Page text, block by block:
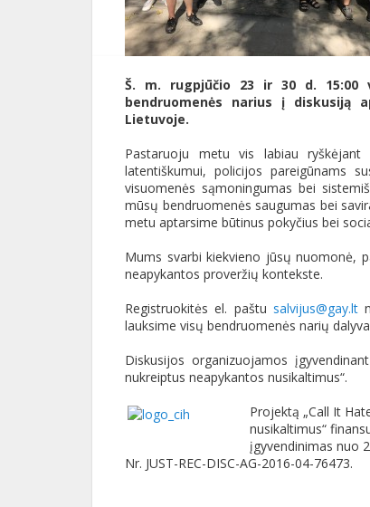
Š. m. rugpjūčio 23 ir 30 d. 15:00
bendruomenės narius į diskusiją
Lietuvoje.
Pastaruoju metu vis labiau ryškėjant
latentiškumui, policijos pareigūnams
visuomenės sąmoningumas bei
mūsų bendruomenės saugumas bei
metu aptarsime būtinus pokyčius bei
Mums svarbi kiekvieno jūsų nuomonė,
neapykantos proveržių kontekste.
Registruokitės el. paštu salvijus@gay.lt
lauksime visų bendruomenės narių
Diskusijos organizuojamos
nukreiptus neapykantos nusikaltimus“.
Projektą „Call It
nusikaltimus“
įgyvendinimas nuo
Nr. JUST-REC-DISC-AG-2016-04-76473.